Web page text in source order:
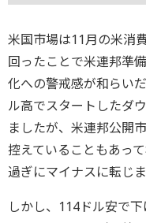
米国市場は11月の米消
回ったことで米連邦準
化への警戒感が和らい
ル高でスタートしたダ
ましたが、米連邦公開
控えていることもあっ
過ぎにマイナスに転じま
しかし、114ドル安で